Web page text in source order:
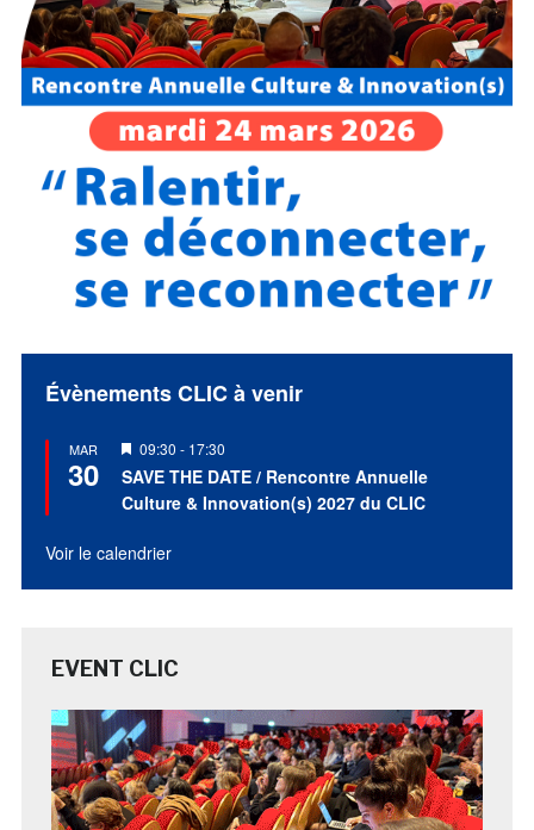
Évènements CLIC à venir
MAR
30
Mis
en
avant
09:30 - 17:30
SAVE THE DATE / Rencontre Annuelle
Culture & Innovation(s) 2027 du CLIC
Voir le calendrier
EVENT CLIC